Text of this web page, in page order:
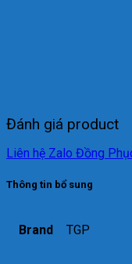
Đánh giá product
Liên hệ Zalo Đồng
Thông tin bổ sung
Brand TGP